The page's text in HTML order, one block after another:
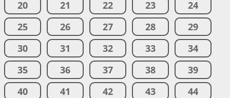
20
21 22 23
24
25
26 27 28
29
30
31 32 33
34
35
36 37 38
39
40
41 42 43
44